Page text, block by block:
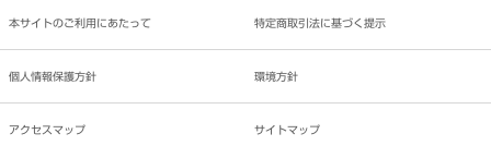
本サイトのご利用にあたって 特定商取引法に基づく提示
個人情報保護方針 環境方針
アクセスマップ サイトマップ